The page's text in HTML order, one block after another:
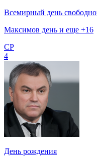
Всемирный день
Максимов день и еще +16
СР
4
День рождения